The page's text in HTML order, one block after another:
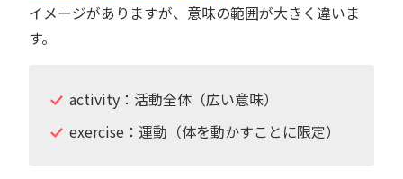
イメージがありますが、意味の範囲が大きく違いま
す。
activity：活動全体（広い意味）
exercise：運動（体を動かすことに限定）